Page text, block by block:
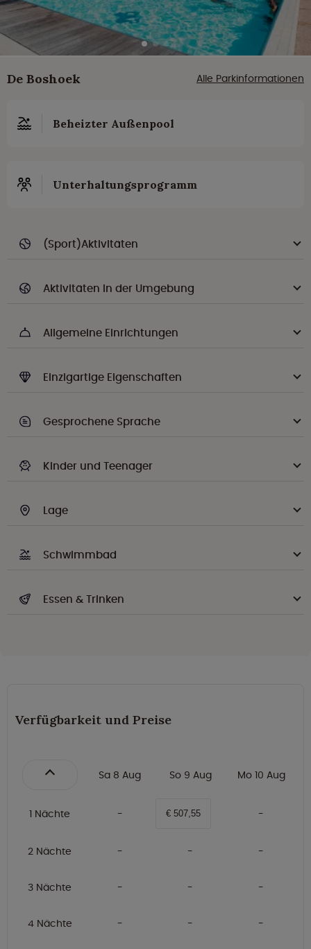
De Boshoek Alle Parkinformationen
Beheizter Außenpool
Unterhaltungsprogramm
(Sport)Aktivitäten
Aktivitäten in der Umgebung
Allgemeine Einrichtungen
Einzigartige Eigenschaften
Gesprochene Sprache
Kinder und Teenager
Lage
Schwimmbad
Essen & Trinken
Verfügbarkeit und Preise
Sa 8 Aug So 9 Aug Mo 10 Aug
1 Nächte € 507,55
2 Nächte
3 Nächte
4 Nächte